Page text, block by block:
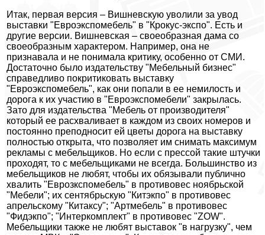
Итак, первая версия – Вишневскую уволили за увод
выставки "Евроэкспомебель" в "Крокус-экспо". Есть и
другие версии. Вишневская – своеобразная дама со
своеобразным характером. Например, она не
признавала и не понимала критику, особенно от СМИ.
Достаточно было издательству "Мебельный бизнес"
справедливо покритиковать выставку
"Евроэкспомебель", как они попали в ее немилость и
дорога к их участию в "Евроэкспомебели" закрылась.
Зато для издательства "Мебель от производителя"
который ее расхваливает в каждом из своих номеров и
постоянно преподносит ей цветы дорога на выставку
полностью открыта, что позволяет им снимать максимум
рекламы с мебельщиков. Но если с прессой такие штучки
проходят, то с мебельщиками не всегда. Большинство из
мебельщиков не любят, чтобы их обязывали публично
хвалить "Еврозкспомебель" в противовес ноябрьской
"Мебели"; их сентябрьскую "Китэкпо" в противовес
апрельскому "Китаксу"; "Артмебель" в противовес
"Фидэкпо"; "Интеркомплект" в противовес "ZOW".
Мебельщики также не любят выставок "в нагрузку", чем